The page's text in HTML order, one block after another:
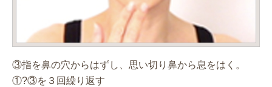
③指を鼻の穴からはずし、思い切り鼻から息をはく。
①?③を３回繰り返す